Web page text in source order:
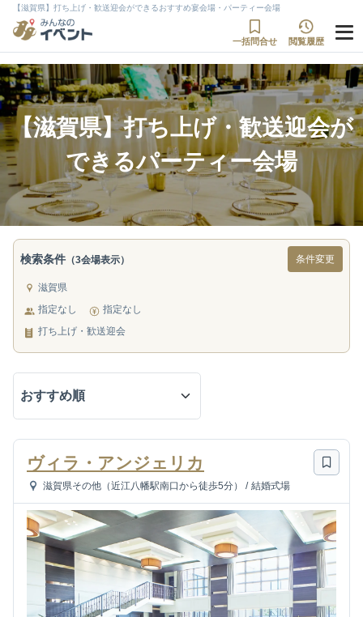
【滋賀県】打ち上げ・歓送迎会ができるおすすめ宴会場・パーティー会場
一括問合せ 閲覧履歴
【滋賀県】打ち上げ・歓送迎会が
できるパーティー会場
検索条件 （3会場表示） 条件変更
滋賀県
指定なし
指定なし
打ち上げ・歓送迎会
ヴィラ・アンジェリカ
滋賀県その他（近江八幡駅南口から徒歩5分） / 結婚式場